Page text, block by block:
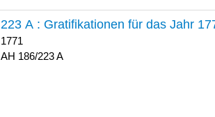
223 A : Gratifikationen für das Jahr
1771
186/223 A